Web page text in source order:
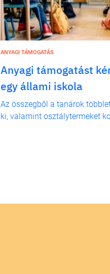
ANYAGI TÁMOGATÁS
Anyagi támogatást
egy állami iskola
Az összegből a tanárok
ki, valamint osztálytermeket